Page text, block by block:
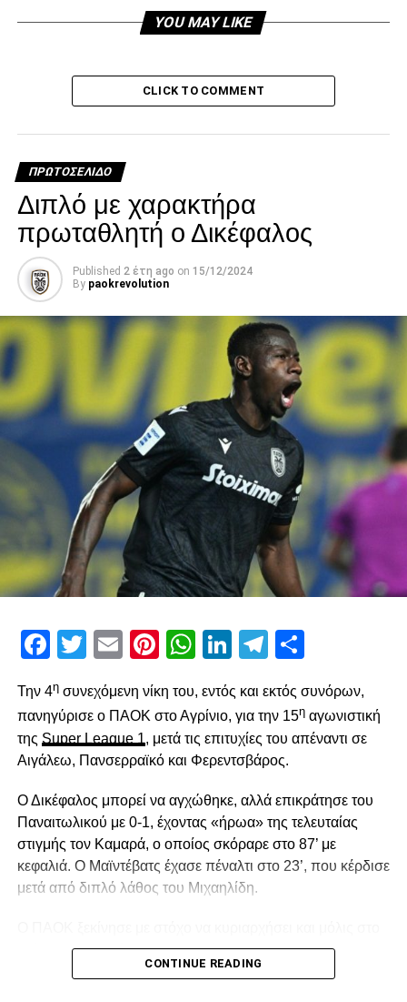
Facebook
Twitter
EmailPinterest
WhatsApp
LinkedIn
Telegram
RELATED TOPICS:
UP NEXT
Οι Κωνσταντινίδης και “Παπ” στο PAOK FC City
Store (video)
DON'T MISS
To TAΠ ΠΑΟΚ απαντά σε αυτούς που είδαν…
εισβολή για επεισόδια
paokrevolution
YOU MAY LIKE
CLICK TO COMMENT
ΠΡΩΤΟΣΈΛΙΔΟ
Διπλό με χαρακτήρα
πρωταθλητή ο Δικέφαλος
Published 2 έτη ago on 15/12/2024
By paokrevolution
Facebook
Twitter
EmailPinterest
WhatsApp
LinkedIn
Telegram
Την 4ησυνεχόμενη νίκη του, εντός και εκτός συνόρων,
πανηγύρισε ο ΠΑΟΚ στο Αγρίνιο, για την 15ηαγωνιστική
της Super League 1, μετά τις επιτυχίες του απέναντι σε
Αιγάλεω, Πανσερραϊκό και Φερεντσβάρος.
Ο Δικέφαλος μπορεί να αγχώθηκε, αλλά επικράτησε του
Παναιτωλικού με 0-1, έχοντας «ήρωα» της τελευταίας
στιγμής τον Καμαρά, ο οποίος σκόραρε στο 87’ με
κεφαλιά. Ο Μαϊντέβατς έχασε πέναλτι στο 23’, που κέρδισε
μετά από διπλό λάθος του Μιχαηλίδη.
2′ έχασε την πρώτη του ευκαιρία. Ο Σορετίρε βρέθηκε σε
θέση βολής πλάγια μέσα στην περιοχή, πλάσαρε, αλλά
CONTINUE READING